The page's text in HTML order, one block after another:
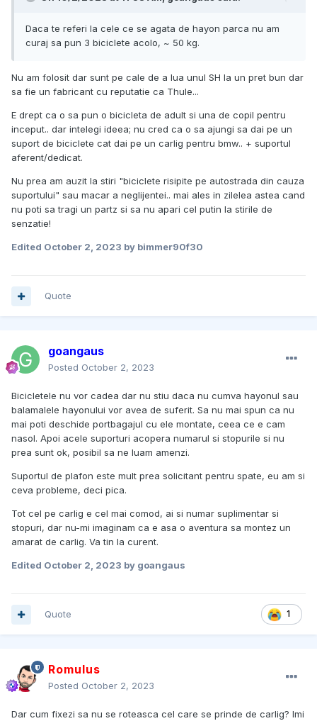
Daca te referi la cele ce se agata de hayon parca nu am
curaj sa pun 3 biciclete acolo, ~ 50 kg.
Nu am folosit dar sunt pe cale de a lua unul SH la un pret bun dar
sa fie un fabricant cu reputatie ca Thule...
E drept ca o sa pun o bicicleta de adult si una de copil pentru
inceput.. dar intelegi ideea; nu cred ca o sa ajungi sa dai pe un
suport de biciclete cat dai pe un carlig pentru bmw.. + suportul
aferent/dedicat.
Nu prea am auzit la stiri "biciclete risipite pe autostrada din cauza
suportului" sau macar a neglijentei.. mai ales in zilelea astea cand
nu poti sa tragi un partz si sa nu apari cel putin la stirile de
senzatie!
Edited October 2, 2023 by bimmer90f30
Quote
goangaus
Posted October 2, 2023
Bicicletele nu vor cadea dar nu stiu daca nu cumva hayonul sau
balamalele hayonului vor avea de suferit. Sa nu mai spun ca nu
mai poti deschide portbagajul cu ele montate, ceea ce e cam
nasol. Apoi acele suporturi acopera numarul si stopurile si nu
prea sunt ok, posibil sa ne luam amenzi.
Suportul de plafon este mult prea solicitant pentru spate, eu am si
ceva probleme, deci pica.
Tot cel pe carlig e cel mai comod, ai si numar suplimentar si
stopuri, dar nu-mi imaginam ca e asa o aventura sa montez un
amarat de carlig. Va tin la curent.
Edited October 2, 2023 by goangaus
1
Quote
Romulus
Posted October 2, 2023
Dar cum fixezi sa nu se roteasca cel care se prinde de carlig? Imi